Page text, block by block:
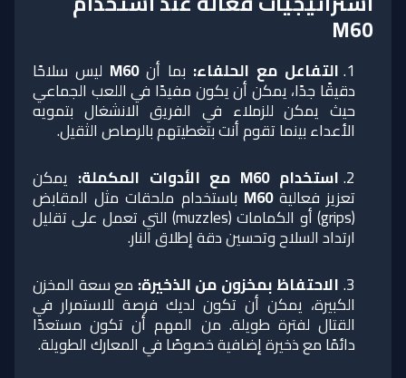
M60
التفاعل مع الحلفاء: بما أنM60 ليس سلاحًا
دقيقًا جدًا، يمكن أن يكون مفيدًا في اللعب الجماعي
حيث يمكن للزملاء في الفريق الانشغال بتمويه
الأعداء بينما تقوم أنت بتغطيتهم بالرصاص الثقيل.
استخدام M60 مع الأدوات المكملة
: يمكن
تعزيز فعاليةM60 باستخدام ملحقات مثل المقابض
(grips) أو الكمامات (muzzles) التي تعمل على تقليل
ارتداد السلاح وتحسين دقة إطلاق النار.
الاحتفاظ بمخزون من الذخيرة: مع سعة المخزن
الكبيرة، يمكن أن تكون لديك فرصة للاستمرار في
القتال لفترة طويلة. من المهم أن تكون مستعدًا
دائمًا مع ذخيرة إضافية خصوصًا في المعارك الطويلة.